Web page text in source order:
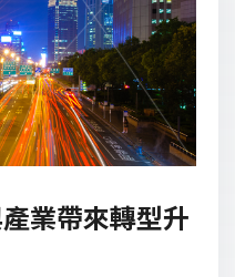
業帶來轉型升